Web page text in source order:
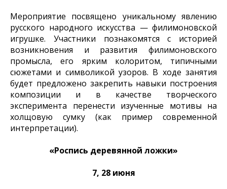
Мероприятие посвящено уникальному явлению
русского народного искусства — филимоновской
игрушке. Участники познакомятся с историей
возникновения и развития филимоновского
промысла, его ярким колоритом, типичными
сюжетами и символикой узоров. В ходе занятия
будет предложено закрепить навыки построения
композиции и в качестве творческого
эксперимента перенести изученные мотивы на
холщовую сумку (как пример современной
интерпретации).
«Роспись деревянной ложки»
7, 28 июня